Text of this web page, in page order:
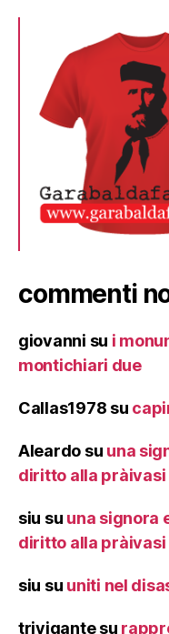
commenti
giovanni su i
montichiari due
Callas1978 su
Aleardo su una
diritto alla pràivasi
siu su una signora
diritto alla pràivasi
siu su uniti nel
trivigantesu